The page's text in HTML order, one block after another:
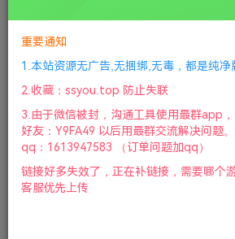
①下载安装教程 ②下载安装视频
版本介绍：v2.9.3|容量10GB|官方简体
08月15号更新
游戏视频预览：点击查看
中文设置：
重要通知
1.本站资源无广告,无捆绑,无毒，都是纯净
2.收藏：ssyou.top 防止失联
3.由于微信被封，沟通工具使用最群app
好友：Y9FA49 以后用最群交流解决问题
qq：1613947583 （订单问题加qq）
链接好多失效了，正在补链接，需要哪个
客服优先上传